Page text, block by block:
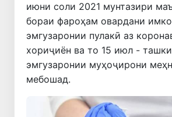
июни соли 2021 мунтазири
бораи фароҳам овардани
эмгузаронии пулакӣ аз
хориҷиён ва то 15 июл -
эмгузаронии муҳоҷирони
мебошад.